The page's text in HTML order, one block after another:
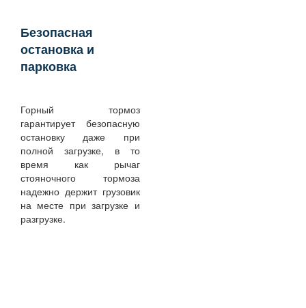
Безопасная
остановка и
парковка
Горный тормоз
гарантирует безопасную
остановку даже при
полной загрузке, в то
время как рычаг
стояночного тормоза
надежно держит грузовик
на месте при загрузке и
разгрузке.